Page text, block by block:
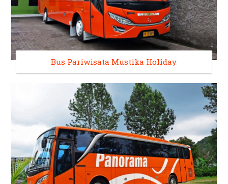
Bus Pariwisata Mustika Holiday